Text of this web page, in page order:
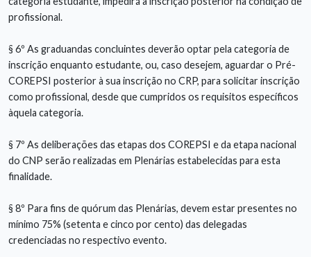
profissional.
§ 6º As graduandas concluintes deverão optar pela categoria de
inscrição enquanto estudante, ou, caso desejem, aguardar o Pré-
COREPSI posterior à sua inscrição no CRP, para solicitar inscrição
como profissional, desde que cumpridos os requisitos específicos
àquela categoria.
§ 7º As deliberações das etapas dos COREPSI e da etapa nacional
do CNP serão realizadas em Plenárias estabelecidas para esta
finalidade.
§ 8º Para fins de quórum das Plenárias, devem estar presentes no
mínimo 75% (setenta e cinco por cento) das delegadas
credenciadas no respectivo evento.